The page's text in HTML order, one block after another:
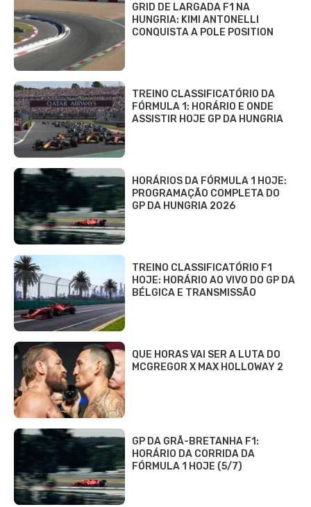
GRID DE LARGADA F1 NA
HUNGRIA: KIMI ANTONELLI
CONQUISTA A POLE POSITION
TREINO CLASSIFICATÓRIO DA
FÓRMULA 1: HORÁRIO E ONDE
ASSISTIR HOJE GP DA HUNGRIA
HORÁRIOS DA FÓRMULA 1 HOJE:
PROGRAMAÇÃO COMPLETA DO
GP DA HUNGRIA 2026
TREINO CLASSIFICATÓRIO F1
HOJE: HORÁRIO AO VIVO DO GP DA
BÉLGICA E TRANSMISSÃO
QUE HORAS VAI SER A LUTA DO
MCGREGOR X MAX HOLLOWAY 2
GP DA GRÃ-BRETANHA F1:
HORÁRIO DA CORRIDA DA
FÓRMULA 1 HOJE (5/7)